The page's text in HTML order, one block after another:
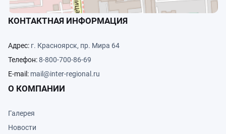
КОНТАКТНАЯ ИНФОРМАЦИЯ
Адрес: г. Красноярск, пр. Мира 64
Телефон:8-800-700-86-69
E-mail: mail@inter-regional.ru
О КОМПАНИИ
Галерея
Новости